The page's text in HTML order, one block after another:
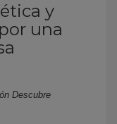
y
una
Descubre